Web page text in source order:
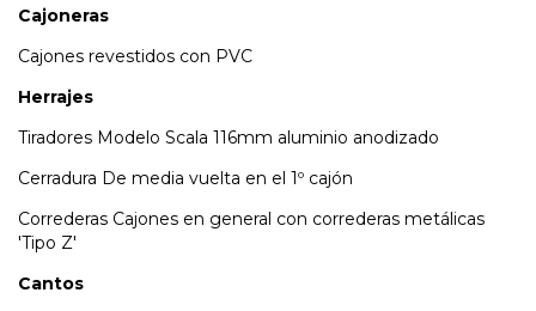
Cajoneras
Cajones revestidos con PVC
Herrajes
Tiradores Modelo Scala 116mm aluminio anodizado
Cerradura De media vuelta en el 1º cajón
Correderas Cajones en general con correderas metálicas
'Tipo Z'
Cantos